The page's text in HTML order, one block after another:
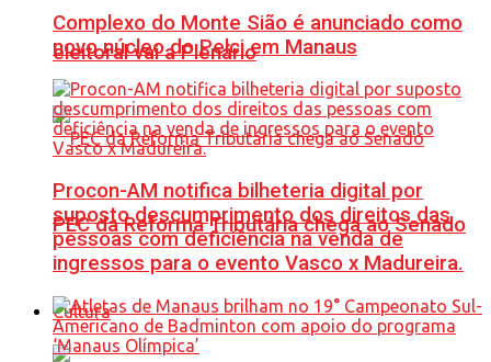
eleitoral vai a Plenário
PEC da Reforma Tributária chega ao Senado
Cultura
Complexo do Monte Sião é anunciado como
novo núcleo do Pelci em Manaus
Procon-AM notifica bilheteria digital por
suposto descumprimento dos direitos das
pessoas com deficiência na venda de
ingressos para o evento Vasco x Madureira.